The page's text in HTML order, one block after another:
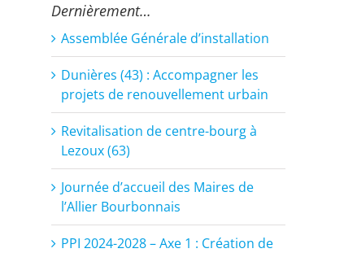
Dernièrement…
Assemblée Générale d’installation
Dunières (43) : Accompagner les
projets de renouvellement urbain
Revitalisation de centre-bourg à
Lezoux (63)
Journée d’accueil des Maires de
l’Allier Bourbonnais
PPI 2024-2028 – Axe 1 : Création de